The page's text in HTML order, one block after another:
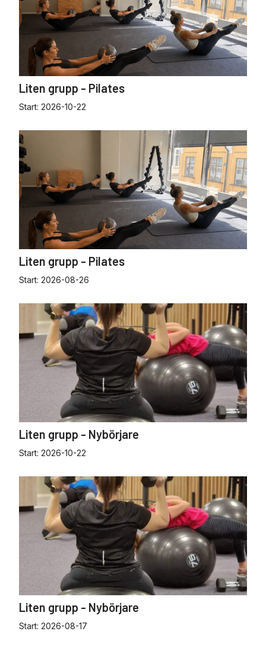
Liten grupp - Pilates
Start: 2026-10-22
Liten grupp - Pilates
Start: 2026-08-26
Liten grupp - Nybörjare
Start: 2026-10-22
Liten grupp - Nybörjare
Start: 2026-08-17